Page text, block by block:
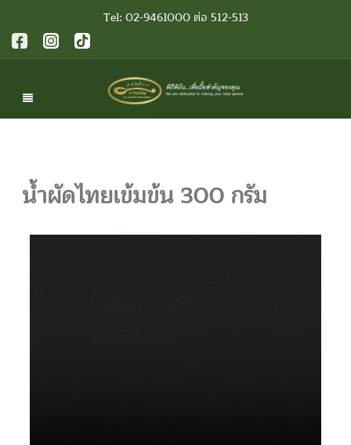
Tel: 02-9461000 ต่อ 512-513
น้ำผัดไทยเข้มข้น 300 กรัม